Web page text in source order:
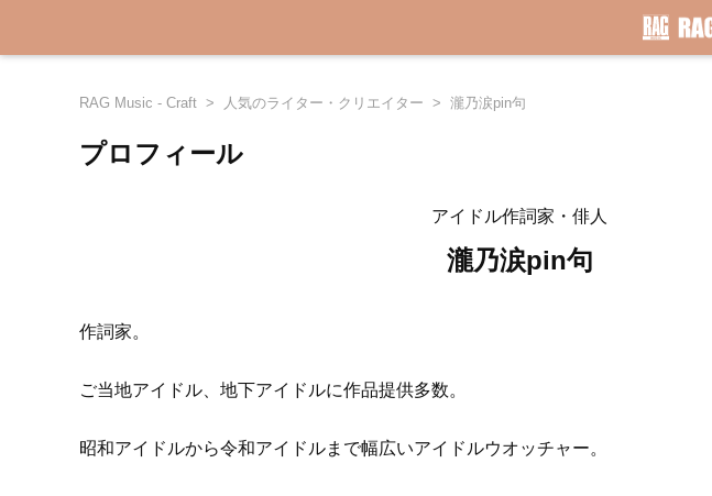
RAG Music - Craft 人気のライター・クリエイター 瀧乃涙pin句
プロフィール
アイドル作詞家・俳人
瀧乃涙pin句
作詞家。
ご当地アイドル、地下アイドルに作品提供多数。
昭和アイドルから令和アイドルまで幅広いアイドルウオッチャー。